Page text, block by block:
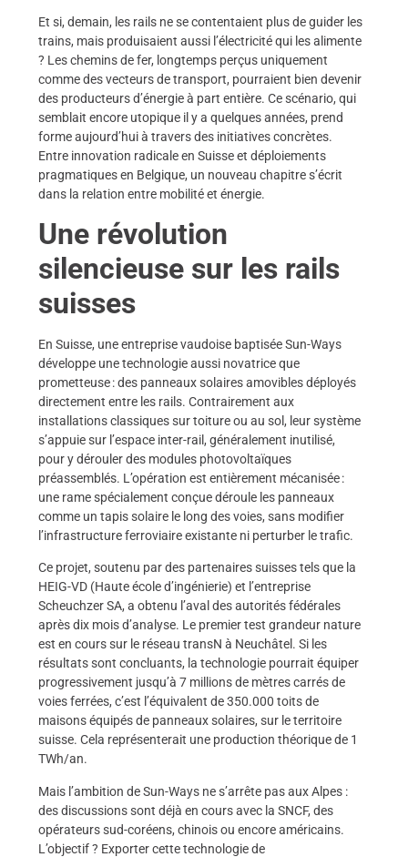
Et si, demain, les rails ne se contentaient plus de guider les
trains, mais produisaient aussi l’électricité qui les alimente
? Les chemins de fer, longtemps perçus uniquement
comme des vecteurs de transport, pourraient bien devenir
des producteurs d’énergie à part entière. Ce scénario, qui
semblait encore utopique il y a quelques années, prend
forme aujourd’hui à travers des initiatives concrètes.
Entre innovation radicale en Suisse et déploiements
pragmatiques en Belgique, un nouveau chapitre s’écrit
dans la relation entre mobilité et énergie.
Une révolution
silencieuse sur les rails
suisses
En Suisse, une entreprise vaudoise baptisée Sun-Ways
développe une technologie aussi novatrice que
prometteuse : des panneaux solaires amovibles déployés
directement entre les rails. Contrairement aux
installations classiques sur toiture ou au sol, leur système
s’appuie sur l’espace inter-rail, généralement inutilisé,
pour y dérouler des modules photovoltaïques
préassemblés. L’opération est entièrement mécanisée :
une rame spécialement conçue déroule les panneaux
comme un tapis solaire le long des voies, sans modifier
l’infrastructure ferroviaire existante ni perturber le trafic.
Ce projet, soutenu par des partenaires suisses tels que la
HEIG-VD (Haute école d’ingénierie) et l’entreprise
Scheuchzer SA, a obtenu l’aval des autorités fédérales
après dix mois d’analyse. Le premier test grandeur nature
est en cours sur le réseau transN à Neuchâtel. Si les
résultats sont concluants, la technologie pourrait équiper
progressivement jusqu’à 7 millions de mètres carrés de
voies ferrées, c’est l’équivalent de 350.000 toits de
maisons équipés de panneaux solaires, sur le territoire
suisse. Cela représenterait une production théorique de 1
TWh/an.
Mais l’ambition de Sun-Ways ne s’arrête pas aux Alpes :
des discussions sont déjà en cours avec la SNCF, des
opérateurs sud-coréens, chinois ou encore américains.
L’objectif ? Exporter cette technologie de